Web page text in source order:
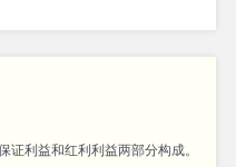
利益和红利利益两部分构成。